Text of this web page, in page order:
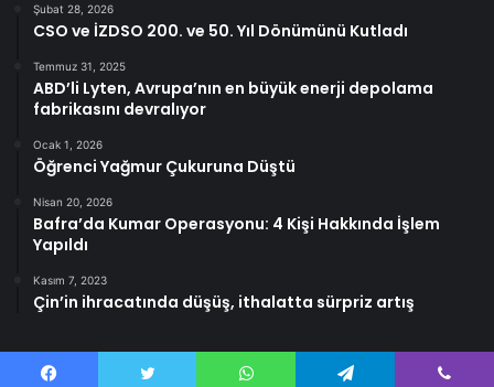
Şubat 28, 2026
CSO ve İZDSO 200. ve 50. Yıl Dönümünü Kutladı
Temmuz 31, 2025
ABD’li Lyten, Avrupa’nın en büyük enerji depolama
fabrikasını devralıyor
Ocak 1, 2026
Öğrenci Yağmur Çukuruna Düştü
Nisan 20, 2026
Bafra’da Kumar Operasyonu: 4 Kişi Hakkında İşlem
Yapıldı
Kasım 7, 2023
Çin’in ihracatında düşüş, ithalatta sürpriz artış